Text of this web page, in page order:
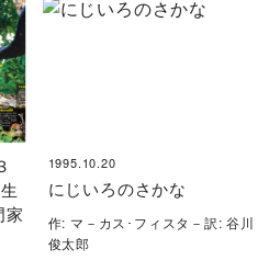
家
1995.10.20
にじいろのさかな
作: マ－カス･フィスタ－訳: 谷川
俊太郎